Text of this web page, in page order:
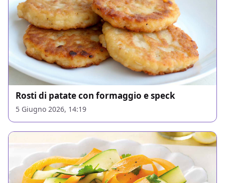
Rosti di patate con formaggio e speck
5 Giugno 2026, 14:19